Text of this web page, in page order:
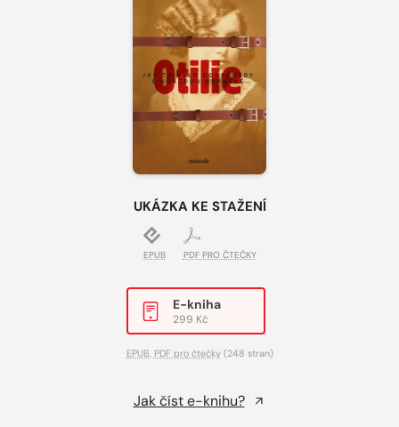
UKÁZKA KE STAŽENÍ
EPUB PDF PRO ČTEČKY
E-kniha
299 Kč
EPUB, PDF pro čtečky(248 stran)
Jak číst e-knihu?